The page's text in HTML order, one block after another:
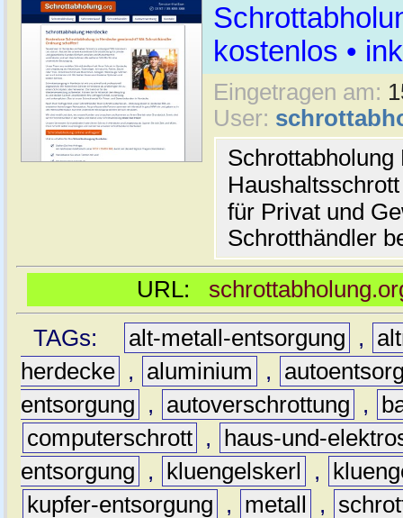
kostenlos •
Eingetragen am:
User:
für Privat und
Schrotthändler
URL:
TAGs:
alt-metall-entsorgung ,
herdecke , aluminium ,
entsorgung
, autoverschrottung ,
computerschrott ,
haus-und-
entsorgung
, kluengelskerl ,
kupfer-entsorgung
, metall ,